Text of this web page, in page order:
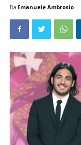
Da Emanuele Ambrosio -